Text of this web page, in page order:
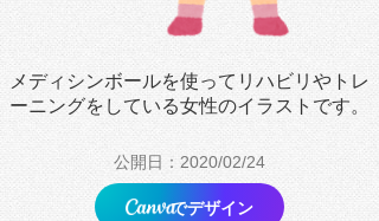
メディシンボールを使ってリハビリやトレ
ーニングをしている女性のイラストです。
公開日：2020/02/24
でデザイン